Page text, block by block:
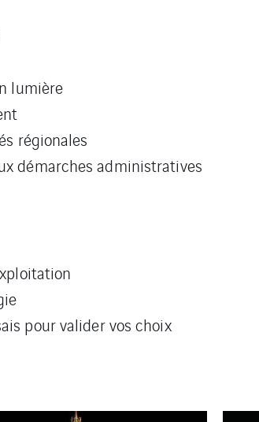
lumière
régionales
démarches administratives
pour valider vos choix